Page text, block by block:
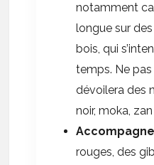
notamment
longue sur
bois, qui
temps. Ne pas
dévoilera des
noir, moka, zan
rouges, des